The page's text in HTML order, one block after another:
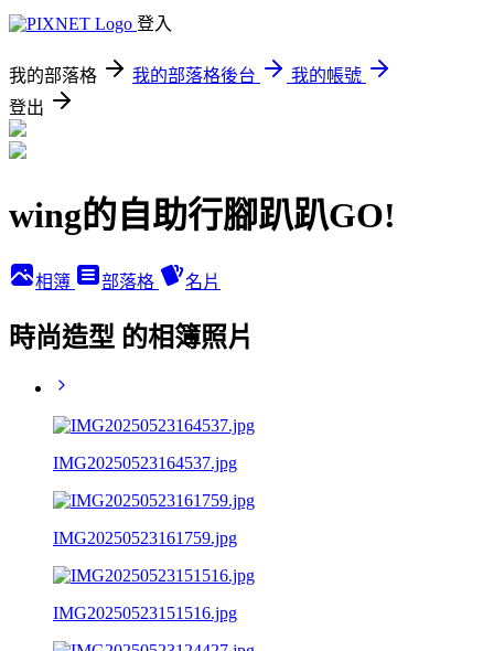
登入
我的部落格 我的部落格後台
我的帳號
登出
wing的自助行腳趴趴GO!
相簿 部落格 名片
時尚造型 的相簿照片
IMG20250523164537.jpg
IMG20250523161759.jpg
IMG20250523151516.jpg